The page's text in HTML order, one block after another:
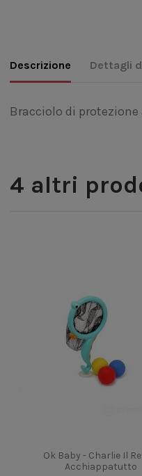
Descrizione Dettagli
Bracciolo di
4 altri
Ok Baby - Charlie Il
Acchiappatutto